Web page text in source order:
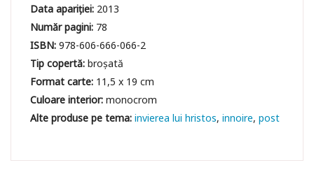
Data apariției: 2013
Număr pagini: 78
ISBN:978-606-666-066-2
Tip copertă:broșată
Format carte: 11,5 x 19 cm
Culoare interior:monocrom
invierea lui hristos innoire post